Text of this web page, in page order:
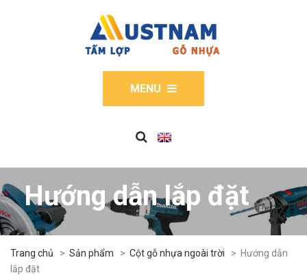
MENU
Hướng dẫn lắp đặt
Trang chủ > Sản phẩm > Cột gỗ nhựa ngoài trời > Hướng dẫn
lắp đặt